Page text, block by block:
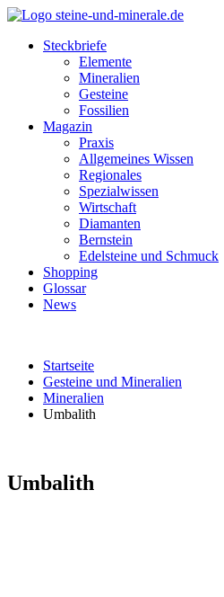
Steckbriefe
Elemente
Mineralien
Gesteine
Fossilien
Magazin
Praxis
Allgemeines Wissen
Regionales
Spezialwissen
Wirtschaft
Diamanten
Bernstein
Edelsteine und Schmuck
Shopping
Glossar
News
Startseite
Gesteine und Mineralien
Mineralien
Umbalith
Umbalith